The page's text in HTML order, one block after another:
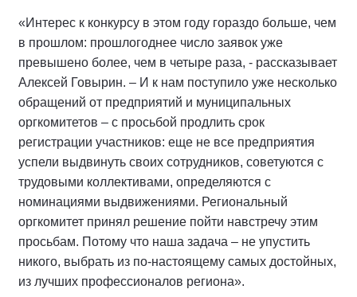
«Интерес к конкурсу в этом году гораздо больше, чем
в прошлом: прошлогоднее число заявок уже
превышено более, чем в четыре раза, - рассказывает
Алексей Говырин. – И к нам поступило уже несколько
обращений от предприятий и муниципальных
оргкомитетов – с просьбой продлить срок
регистрации участников: еще не все предприятия
успели выдвинуть своих сотрудников, советуются с
трудовыми коллективами, определяются с
номинациями выдвижениями. Региональный
оргкомитет принял решение пойти навстречу этим
просьбам. Потому что наша задача – не упустить
никого, выбрать из по-настоящему самых достойных,
из лучших профессионалов региона».